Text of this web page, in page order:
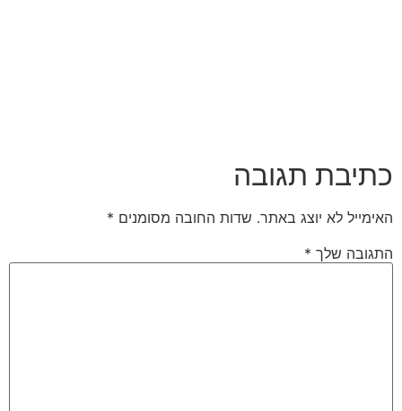
כתיבת תגובה
האימייל לא יוצג באתר. שדות החובה מסומנים *
התגובה שלך *